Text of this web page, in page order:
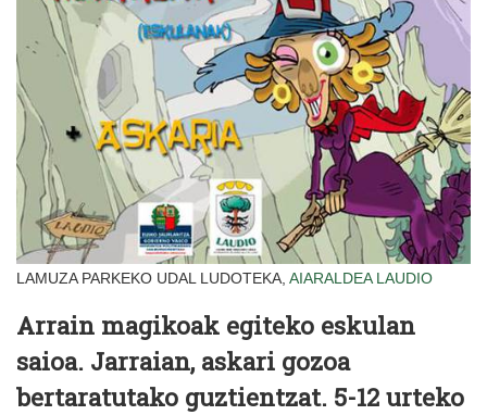
LAMUZA PARKEKO UDAL LUDOTEKA, AIARALDEA LAUDIO
Arrain magikoak egiteko eskulan
saioa. Jarraian, askari gozoa
bertaratutako guztientzat. 5-12 urteko